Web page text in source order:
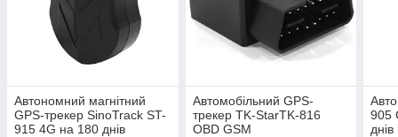
Автономний магнітний
GPS-трекер SinoTrack ST-
915 4G на 180 днів
Автомобільний GPS-
трекер TK-StarTK-816
OBD GSM
905
днів